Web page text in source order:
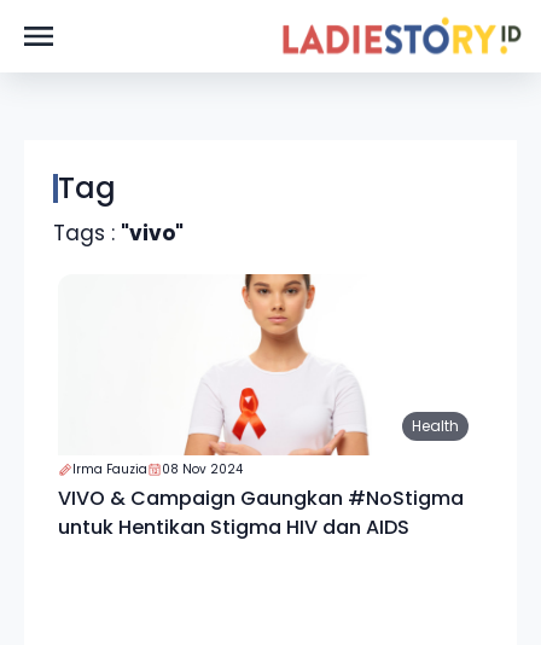
Tag
Tags : "vivo"
Health
Irma Fauzia 08 Nov 2024
VIVO & Campaign Gaungkan #NoStigma
untuk Hentikan Stigma HIV dan AIDS